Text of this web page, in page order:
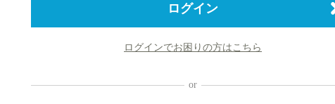
ログイン
ログインでお困りの方はこちら